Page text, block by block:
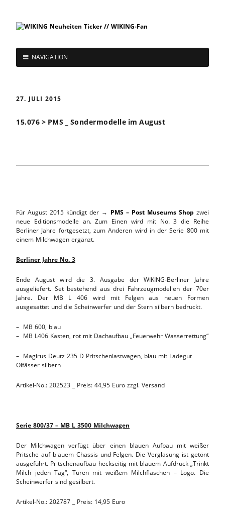
NAVIGATION
27. JULI 2015
15.076 > PMS _ Sondermodelle im August
Für August 2015 kündigt der → PMS – Post Museums Shop zwei
neue Editionsmodelle an. Zum Einen wird mit No. 3 die Reihe
Berliner Jahre fortgesetzt, zum Anderen wird in der Serie 800 mit
einem Milchwagen ergänzt.
Berliner Jahre No. 3
Ende August wird die 3. Ausgabe der WIKING-Berliner Jahre
ausgeliefert. Set bestehend aus drei Fahrzeugmodellen der 70er
Jahre. Der MB L 406 wird mit Felgen aus neuen Formen
ausgesattet und die Scheinwerfer und der Stern silbern bedruckt.
– MB 600, blau
– MB L406 Kasten, rot mit Dachaufbau „Feuerwehr Wasserrettung“
– Magirus Deutz 235 D Pritschenlastwagen, blau mit Ladegut
Ölfässer silbern
Artikel-No.: 202523 _ Preis: 44,95 Euro zzgl. Versand
Serie 800/37 – MB L 3500 Milchwagen
Der Milchwagen verfügt über einen blauen Aufbau mit weißer
Pritsche auf blauem Chassis und Felgen. Die Verglasung ist getönt
ausgeführt. Pritschenaufbau heckseitig mit blauem Aufdruck „Trinkt
Milch jeden Tag“, Türen mit weißem Milchflaschen – Logo. Die
Scheinwerfer sind gesilbert.
Artikel-No.: 202787 _ Preis: 14,95 Euro